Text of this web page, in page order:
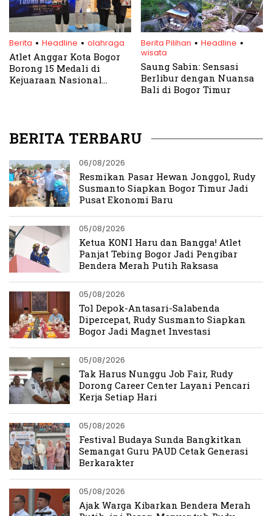
Berita . Headline . olahraga
Atlet Anggar Kota Bogor
Borong 15 Medali di
Kejuaraan Nasional
Berita Pilihan . Headline .
wisata
Saung Sabin: Sensasi
Berlibur dengan Nuansa
Bali di Bogor Timur
BERITA TERBARU
06/08/2026
Resmikan Pasar Hewan Jonggol, Rudy
Susmanto Siapkan Bogor Timur Jadi
Pusat Ekonomi Baru
05/08/2026
Ketua KONI Haru dan Bangga! Atlet
Panjat Tebing Bogor Jadi Pengibar
Bendera Merah Putih Raksasa
05/08/2026
Tol Depok-Antasari-Salabenda
Dipercepat, Rudy Susmanto Siapkan
Bogor Jadi Magnet Investasi
05/08/2026
Tak Harus Nunggu Job Fair, Rudy
Dorong Career Center Layani Pencari
Kerja Setiap Hari
05/08/2026
Festival Budaya Sunda Bangkitkan
Semangat Guru PAUD Cetak Generasi
Berkarakter
05/08/2026
Ajak Warga Kibarkan Bendera Merah